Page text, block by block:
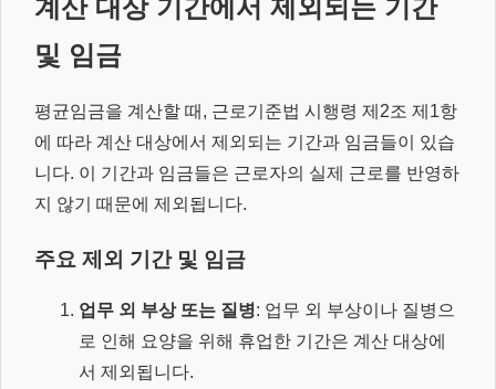
계산 대상 기간에서 제외되는 기간
및 임금
평균임금을 계산할 때, 근로기준법 시행령 제2조 제1항
에 따라 계산 대상에서 제외되는 기간과 임금들이 있습
니다. 이 기간과 임금들은 근로자의 실제 근로를 반영하
지 않기 때문에 제외됩니다.
주요 제외 기간 및 임금
업무 외 부상 또는 질병: 업무 외 부상이나 질병으
로 인해 요양을 위해 휴업한 기간은 계산 대상에
서 제외됩니다.